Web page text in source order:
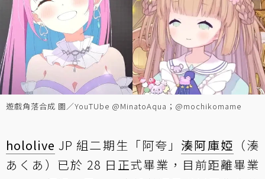
遊戲角落合成 圖／YouTUbe @MinatoAqua；@mochikomame
hololive JP 組二期生「阿夸」 湊阿庫婭 （湊
あくあ）已於 28 日正式畢業，目前距離畢業